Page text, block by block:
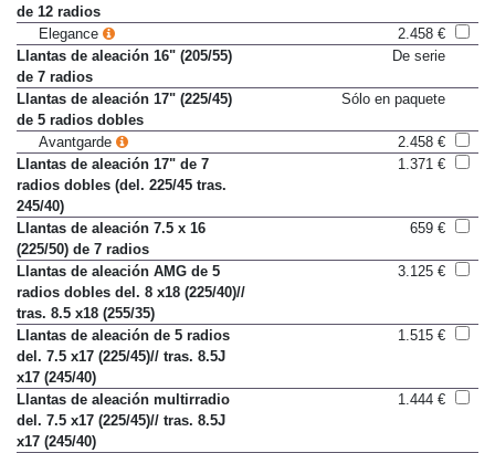
de 12 radios
Elegance
2.458 €
Llantas de aleación 16" (205/55)
de 7 radios
De serie
Llantas de aleación 17" (225/45)
de 5 radios dobles
Sólo en paquete
Avantgarde
2.458 €
Llantas de aleación 17" de 7
radios dobles (del. 225/45 tras.
245/40)
1.371 €
Llantas de aleación 7.5 x 16
(225/50) de 7 radios
659 €
Llantas de aleación AMG de 5
radios dobles del. 8 x18 (225/40)//
tras. 8.5 x18 (255/35)
3.125 €
Llantas de aleación de 5 radios
del. 7.5 x17 (225/45)// tras. 8.5J
x17 (245/40)
1.515 €
Llantas de aleación multirradio
del. 7.5 x17 (225/45)// tras. 8.5J
x17 (245/40)
1.444 €